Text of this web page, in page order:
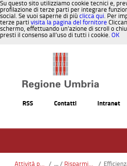
Su questo sito utilizziamo cookie tecnici e,
profilazione di terze parti per integrare
social. Se vuoi saperne di più clicca qui. Per
terze parti visita la pagina del fornitore
schermo, effettuando un’azione di scroll o
presti il consenso all’uso di tutti i cookie. OK
RSS Contatti Intranet
Attività produttive e imprese / Risparmio, efficienza energetica e fonti rinnovabili /